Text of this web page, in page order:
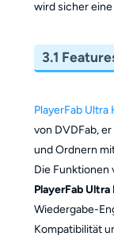
wird sicher
3.1
PlayerFab Ultra
von DVDFab,
und Ordnern
Die Funktionen
PlayerFab Ultra
Wiedergabe-
Kompatibilität